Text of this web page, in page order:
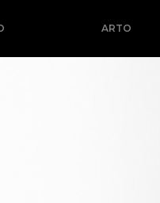
ARTO